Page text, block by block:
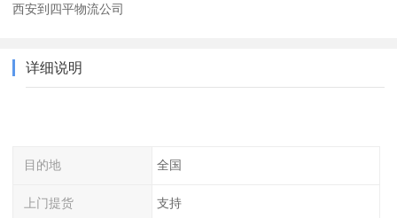
西安到四平物流公司
详细说明
目的地 全国
上门提货 支持